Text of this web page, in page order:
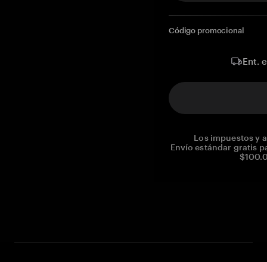
Código promocional
Ent.
Los impuestos y
Envío estándar gratis